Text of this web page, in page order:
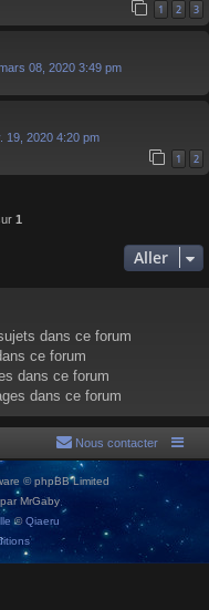
1 2 3
08, 2020 3:49 pm
19, 2020 4:20 pm
1 2
1
Aller
dans ce forum
ce forum
dans ce forum
dans ce forum
Nous contacter
© phpBB Limited
MrGaby
©Qiaeru